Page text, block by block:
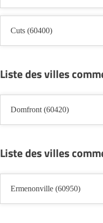
Cuts (60400)
Liste des villes
Domfront (60420)
Liste des villes
Ermenonville (60950)